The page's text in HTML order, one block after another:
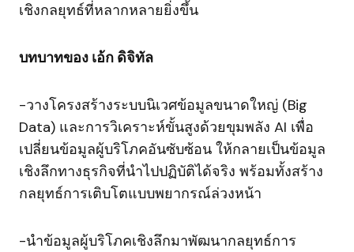
เชิงกลยุทธ์ที่หลากหลายยิ่งขึ้น
บทบาทของ เอ้ก ดิจิทัล
-วางโครงสร้างระบบนิเวศข้อมูลขนาดใหญ่ (Big
Data) และการวิเคราะห์ขั้นสูงด้วยขุมพลัง AI เพื่อ
เปลี่ยนข้อมูลผู้บริโภคอันซับซ้อน ให้กลายเป็นข้อมูล
เชิงลึกทางธุรกิจที่นำไปปฏิบัติได้จริง พร้อมทั้งสร้าง
กลยุทธ์การเติบโตแบบพยากรณ์ล่วงหน้า
-นำข้อมูลผู้บริโภคเชิงลึกมาพัฒนากลยุทธ์การ